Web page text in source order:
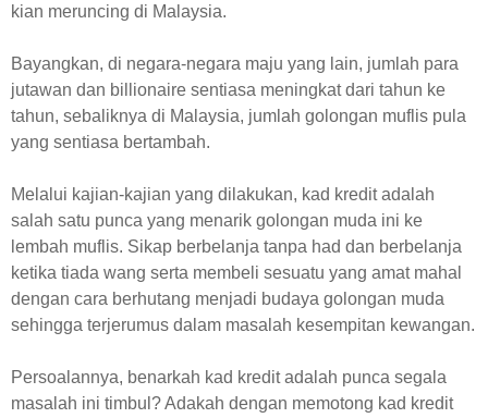
kian meruncing di Malaysia.
Bayangkan, di negara-negara maju yang lain, jumlah para
jutawan dan billionaire sentiasa meningkat dari tahun ke
tahun, sebaliknya di Malaysia, jumlah golongan muflis pula
yang sentiasa bertambah.
Melalui kajian-kajian yang dilakukan, kad kredit adalah
salah satu punca yang menarik golongan muda ini ke
lembah muflis. Sikap berbelanja tanpa had dan berbelanja
ketika tiada wang serta membeli sesuatu yang amat mahal
dengan cara berhutang menjadi budaya golongan muda
sehingga terjerumus dalam masalah kesempitan kewangan.
Persoalannya, benarkah kad kredit adalah punca segala
masalah ini timbul? Adakah dengan memotong kad kredit